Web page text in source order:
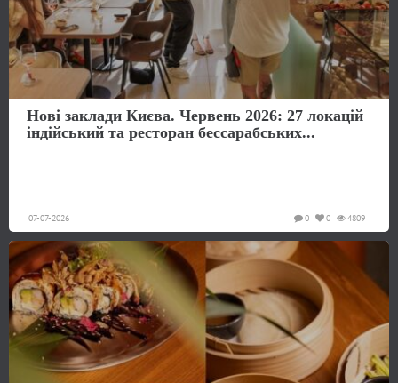
Нові заклади Києва. Червень 2026: 27 локацій
індійський та ресторан бессарабських...
07-07-2026 4809
0
0